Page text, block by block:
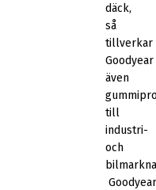
däck,
så
tillverkar
Goodyear
även
till
industri-
och